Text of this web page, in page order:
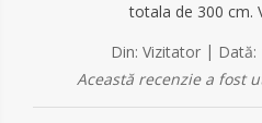
totala de 300 cm.
Din: Vizitator | Dată:
Această recenzie a fost